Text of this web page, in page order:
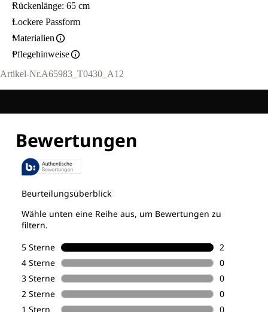
Rückenlänge: 65 cm
Lockere Passform
Materialien
Pflegehinweise
Artikel-Nr.A65983_T0430_A12